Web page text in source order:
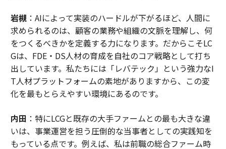
岩槻：AIによって実装のハードルが下がるほど、人間に
求められるのは、顧客の業務や組織の文脈を理解し、何
をつくるべきかを定義する力になります。だからこそLC
Gは、FDE・DS人材の育成を自社のコア戦略として打ち
出しています。私たちには「レバテック」という強力なI
T人材プラットフォームの素地がありますから、この変
化を最もとらえやすい環境にあるのです。
内田 ：特にLCGと既存の大手ファームとの最も大きな違
いは、事業運営を担う圧倒的な当事者としての実践知を
もっている点です。例えば、私は前職の総合ファーム時